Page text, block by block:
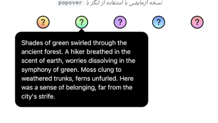
نسخه آزمایشی با استفاده از لنگر با popover